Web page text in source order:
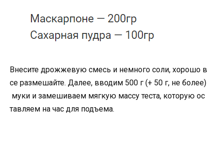
Внесите дрожжевую смесь и немного соли, хорошо в
се размешайте. Далее, вводим 500 г (+ 50 г, не более)
муки и замешиваем мягкую массу теста, которую ос
тавляем на час для подъема.